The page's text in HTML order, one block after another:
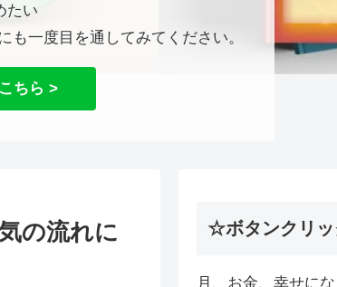
たい
一度目を通してみてください。
ちら >
の流れに
☆ボタンクリッ
月、お金、幸せに